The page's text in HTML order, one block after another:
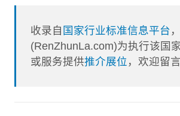
收录自 国家行业标准信息平台
(RenZhunLa.com)为执行该国
或服务提供推介展位 ，欢迎留